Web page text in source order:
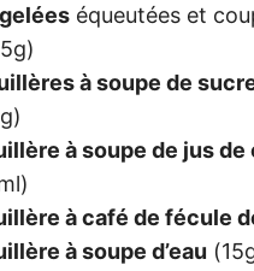
équeutées et
à soupe de
à soupe de jus
à café de fécule
à soupe d’eau